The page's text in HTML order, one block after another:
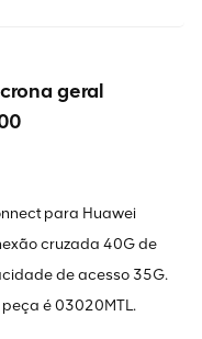
geral
para Huawei
cruzada 40G de
de acesso 35G.
peça é 03020MTL.